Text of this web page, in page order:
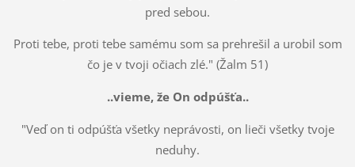
pred sebou.
Proti tebe, proti tebe samému som sa prehrešil a urobil som
čo je v tvoji očiach zlé." (Žalm 51)
..vieme, že On odpúšťa..
"Veď on ti odpúšťa všetky neprávosti, on lieči všetky tvoje
neduhy.